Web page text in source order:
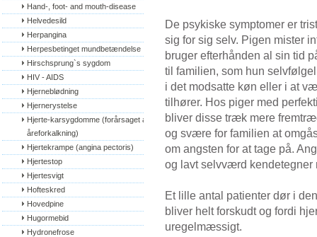
Hand-, foot- and mouth-disease
Helvedesild
Herpangina
Herpesbetinget mundbetændelse
Hirschsprung`s sygdom
HIV - AIDS
Hjerneblødning
Hjernerystelse
Hjerte-karsygdomme (forårsaget af
åreforkalkning)
Hjertekrampe (angina pectoris)
Hjertestop
Hjertesvigt
Hofteskred
Hovedpine
Hugormebid
Hydronefrose
De psykiske symptomer er
sig for sig selv. Pigen mister
bruger efterhånden al sin tid
til familien, som hun
i det modsatte køn eller i at
tilhører. Hos piger med
bliver disse træk mere
og svære for familien at
om angsten for at tage på.
og lavt selvværd kendetegner
Et lille antal patienter dør i
bliver helt forskudt og fordi
uregelmæssigt.